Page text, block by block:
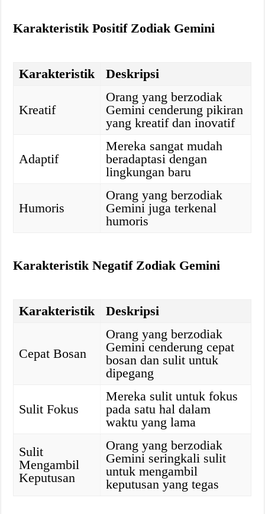
Karakteristik Positif Zodiak Gemini
Karakteristik Deskripsi
Kreatif
Orang yang berzodiak
Gemini cenderung pikiran
yang kreatif dan inovatif
Adaptif
Mereka sangat mudah
beradaptasi dengan
lingkungan baru
Humoris
Orang yang berzodiak
Gemini juga terkenal
humoris
Karakteristik Negatif Zodiak Gemini
Karakteristik Deskripsi
Cepat Bosan
Orang yang berzodiak
Gemini cenderung cepat
bosan dan sulit untuk
dipegang
Sulit Fokus
Mereka sulit untuk fokus
pada satu hal dalam
waktu yang lama
Sulit
Mengambil
Keputusan
Orang yang berzodiak
Gemini seringkali sulit
untuk mengambil
keputusan yang tegas